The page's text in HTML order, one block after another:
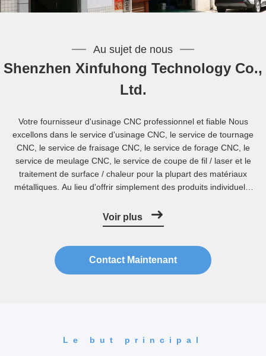
Au sujet de nous
Shenzhen Xinfuhong Technology Co.,
Ltd.
Votre fournisseur d'usinage CNC professionnel et fiable Nous
excellons dans le service d'usinage CNC, le service de tournage
CNC, le service de fraisage CNC, le service de forage CNC, le
service de meulage CNC, le service de coupe de fil / laser et le
traitement de surface / chaleur pour la plupart des matériaux
métalliques. Au lieu d'offrir simplement des produits individuels,
solutions techniques pour répondre à vos besoins ultimes. Nous
...
Voir plus
Contact Maintenant
Le but principal